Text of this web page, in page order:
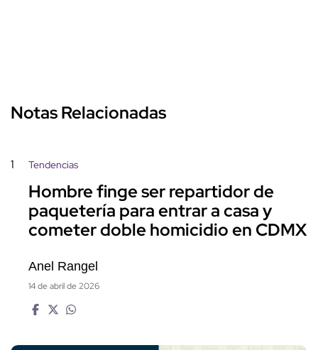
Notas Relacionadas
1 Tendencias
Hombre finge ser repartidor de
paquetería para entrar a casa y
cometer doble homicidio en CDMX
Anel Rangel
14 de abril de 2026